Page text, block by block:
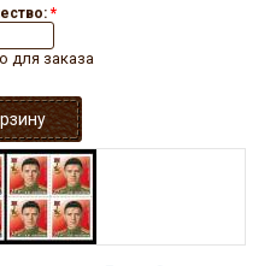
*
для заказа